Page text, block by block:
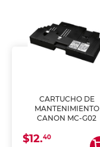
CARTUCHO DE
MANTENIMIENTO
CANON MC-G02
$12.40